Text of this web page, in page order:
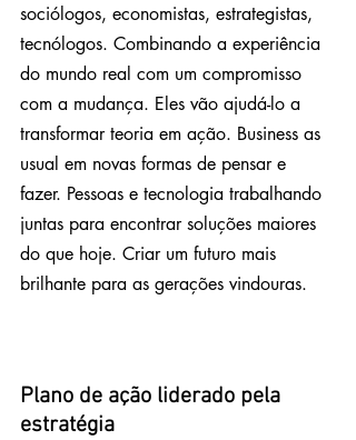
sociólogos, economistas, estrategistas,
tecnólogos. Combinando a experiência
do mundo real com um compromisso
com a mudança. Eles vão ajudá-lo a
transformar teoria em ação. Business as
usual em novas formas de pensar e
fazer. Pessoas e tecnologia trabalhando
juntas para encontrar soluções maiores
do que hoje. Criar um futuro mais
brilhante para as gerações vindouras.
Plano de ação liderado pela
estratégia